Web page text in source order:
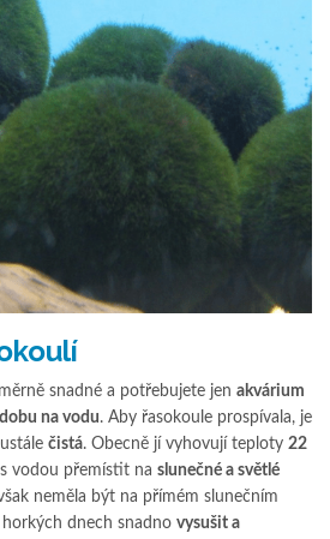
snadné a potřebujete jen akvárium
na vodu. Aby řasokoule prospívala, je
čistá. Obecně jí vyhovují teploty 22
vodou přemístit na slunečné a světlé
neměla být na přímém slunečním
dnech snadno vysušit a